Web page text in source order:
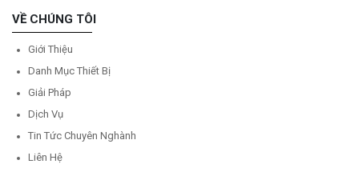
VỀ CHÚNG TÔI
Giới Thiệu
Danh Mục Thiết Bị
Giải Pháp
Dịch Vụ
Tin Tức Chuyên Nghành
Liên Hệ